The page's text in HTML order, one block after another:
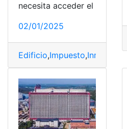
necesita acceder el
02/01/2025
Edificio,Impuesto,Inmobiliaria